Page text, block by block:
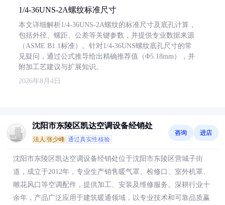
1/4-36UNS-2A螺纹标准尺寸
本文详细解析1/4-36UNS-2A螺纹的标准尺寸及底孔计算，
包括外径、螺距、公差等关键参数，并提供专业数据来源
（ASME B1.1标准）。针对1/4-36UNS螺纹底孔尺寸的常
见疑问，通过公式推导给出精确推荐值（Φ5.18mm），并
附加工艺建议与扩展知识。
2026年8月4日
沈阳市东陵区凯达空调设备经销处
法人:张少峰 通过真实性核验
咨询 进店
沈阳市东陵区凯达空调设备经销处位于沈阳市东陵区营城子街
道，成立于2012年，专业生产销售暖气罩、检修口、室外机罩、
雕花风口等空调配件，提供加工、安装及维修服务。深耕行业十
余年，产品广泛应用于建筑暖通领域，以专业技术和可靠品质赢